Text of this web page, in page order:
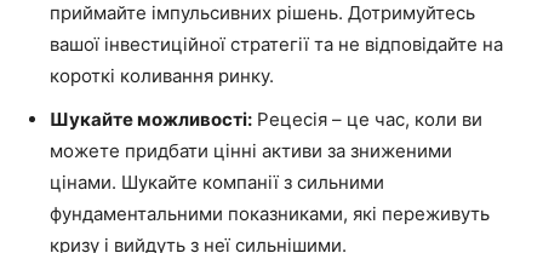
приймайте імпульсивних рішень. Дотримуйтесь
вашої інвестиційної стратегії та не відповідайте на
короткі коливання ринку.
Шукайте можливості: Рецесія – це час, коли ви
можете придбати цінні активи за зниженими
цінами. Шукайте компанії з сильними
фундаментальними показниками, які переживуть
кризу і вийдуть з неї сильнішими.